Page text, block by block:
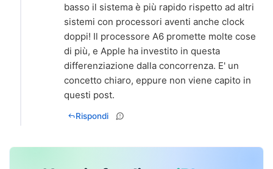
basso il sistema è più rapido rispetto ad altri
sistemi con processori aventi anche clock
doppi! Il processore A6 promette molte cose
di più, e Apple ha investito in questa
differenziazione dalla concorrenza. E' un
concetto chiaro, eppure non viene capito in
questi post.
Rispondi